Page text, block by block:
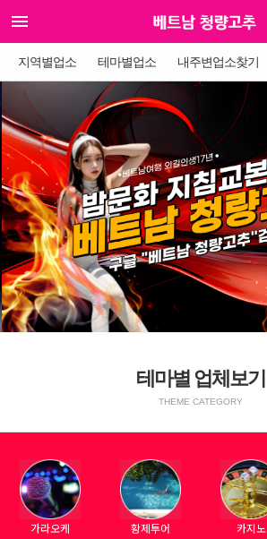
지역별업소 테마별업소 내주변업소찾기
테마별 업체보기
THEME CATEGORY
가라오케 황제투어 카지노